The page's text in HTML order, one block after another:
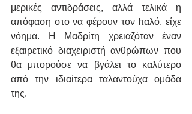
μερικές αντιδράσεις, αλλά τελικά η
απόφαση στο να φέρουν τον Ιταλό, είχε
νόημα. Η Μαδρίτη χρειαζόταν έναν
εξαιρετικό διαχειριστή ανθρώπων που
θα μπορούσε να βγάλει το καλύτερο
από την ιδιαίτερα ταλαντούχα ομάδα
της.